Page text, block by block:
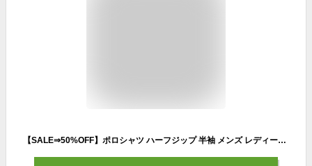
【SALE⇒50%OFF】ポロシャツ ハーフジップ 半袖 メンズ レディース COOL FEELING 冷感 ひんやり 清涼感 オーバーサイズ ビッグシルエット ゆったり ワイド 無地 袖ライン クレリック バイカラー ワンポイント ストレッチ シンプル カジュアル ストリート スポーティ 13368